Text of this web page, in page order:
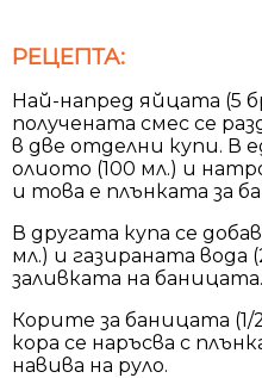
РЕЦЕПТА:
Най-напред яйцата (5
получената смес се
в две отделни купи. В
олиото (100 мл.) и
и това е плънката за
В другата купа се
мл.) и газираната вода
заливката на баницата.
Корите за баницата (1/
кора се наръсва с
навива на руло.